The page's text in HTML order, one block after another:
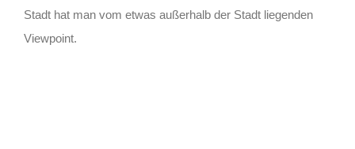
Stadt hat man vom etwas außerhalb der Stadt liegenden
Viewpoint.